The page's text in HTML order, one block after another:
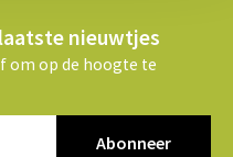
nieuwtjes
om op de hoogte te
Abonneer